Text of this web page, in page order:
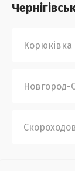
Корюківка
Новгород-